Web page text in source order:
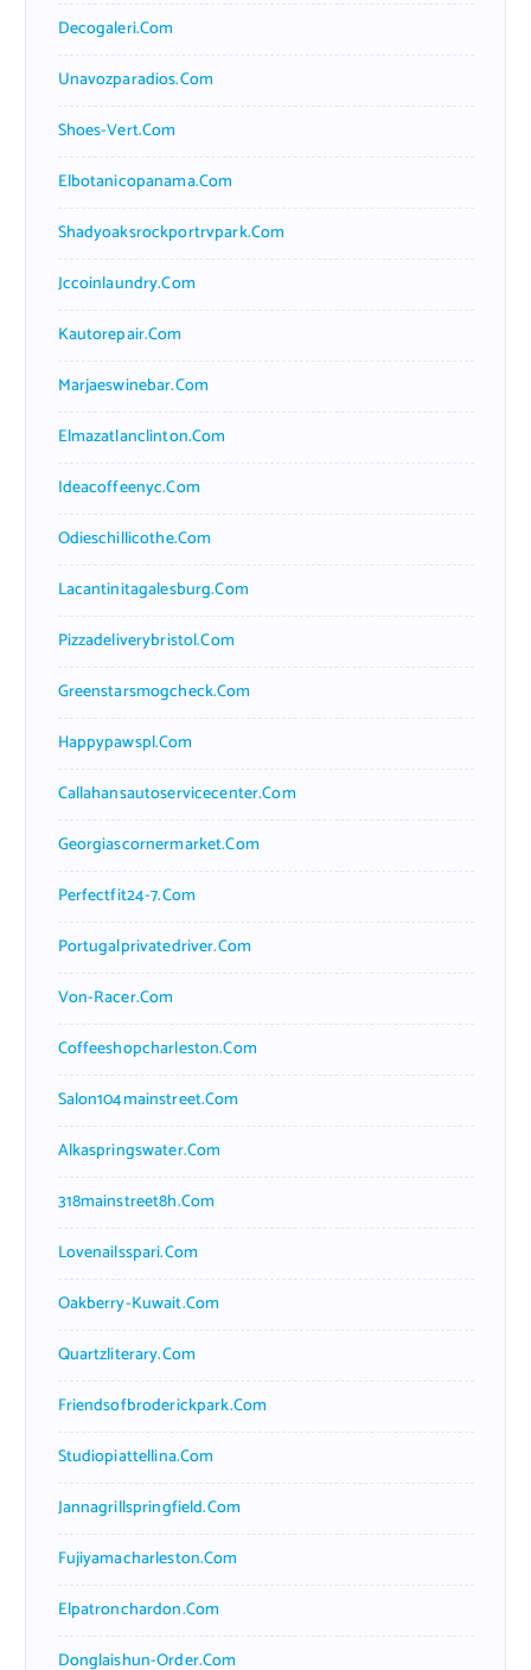
Decogaleri.com
Unavozparadios.com
Shoes-Vert.com
Elbotanicopanama.com
Shadyoaksrockportrvpark.com
Jccoinlaundry.com
Kautorepair.com
Marjaeswinebar.com
Elmazatlanclinton.com
Ideacoffeenyc.com
Odieschillicothe.com
Lacantinitagalesburg.com
Pizzadeliverybristol.com
Greenstarsmogcheck.com
Happypawspl.com
Callahansautoservicecenter.com
Georgiascornermarket.com
Perfectfit24-7.com
Portugalprivatedriver.com
Von-Racer.com
Coffeeshopcharleston.com
Salon104mainstreet.com
Alkaspringswater.com
318mainstreet8h.com
Lovenailsspari.com
Oakberry-Kuwait.com
Quartzliterary.com
Friendsofbroderickpark.com
Studiopiattellina.com
Jannagrillspringfield.com
Fujiyamacharleston.com
Elpatronchardon.com
Donglaishun-Order.com